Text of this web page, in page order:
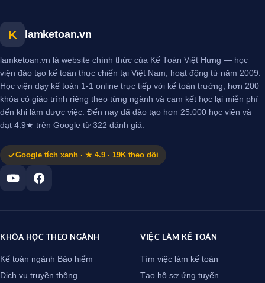
K lamketoan.vn
lamketoan.vn là website chính thức của Kế Toán Việt Hưng — học
viện đào tạo kế toán thực chiến tại Việt Nam, hoạt động từ năm 2009.
Học viện dạy kế toán 1-1 online trực tiếp với kế toán trưởng, hơn 200
khóa có giáo trình riêng theo từng ngành và cam kết học lại miễn phí
đến khi làm được việc. Đến nay đã đào tạo hơn 25.000 học viên và
đạt 4.9★ trên Google từ 322 đánh giá.
Google tích xanh · ★ 4.9 · 19K theo dõi
KHÓA HỌC THEO NGÀNH
Kế toán ngành Bảo hiểm
Dịch vụ truyền thông
VIỆC LÀM KẾ TOÁN
Tìm việc làm kế toán
Tạo hồ sơ ứng tuyển